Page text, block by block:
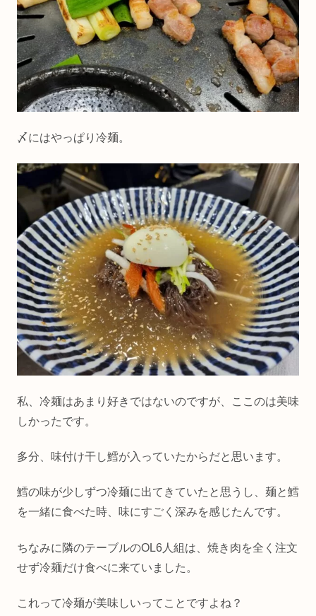
〆にはやっぱり冷麺。
私、冷麺はあまり好きではないのですが、ここのは美味
しかったです。
多分、味付け干し鱈が入っていたからだと思います。
鱈の味が少しずつ冷麺に出てきていたと思うし、麺と鱈
を一緒に食べた時、味にすごく深みを感じたんです。
ちなみに隣のテーブルのOL6人組は、焼き肉を全く注文
せず冷麺だけ食べに来ていました。
これって冷麺が美味しいってことですよね？